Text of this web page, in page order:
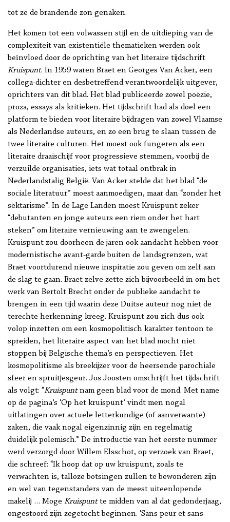
tot ze de brandende zon genaken.
Het komen tot een volwassen stijl en de uitdieping van de
complexiteit van existentiële thematieken werden ook
beïnvloed door de oprichting van het literaire tijdschrift
Kruispunt. In 1959 waren Braet en Georges Van Acker, een
collega-dichter en desbetreffend verantwoordelijk uitgever,
oprichters van dit blad. Het blad publiceerde zowel poëzie,
proza, essays als kritieken. Het tijdschrift had als doel een
platform te bieden voor literaire bijdragen van zowel Vlaamse
als Nederlandse auteurs, en zo een brug te slaan tussen de
twee literaire culturen. Het moest ook fungeren als een
literaire draaischijf voor progressieve stemmen, voorbij de
verzuilde organisaties, iets wat totaal ontbrak in
Nederlandstalig België. Van Acker stelde dat het blad “de
sociale literatuur” moest aanmoedigen, maar dan “zonder het
sektarisme”. In de Lage Landen moest Kruispunt zeker
“debutanten en jonge auteurs een riem onder het hart
steken” om literaire vernieuwing aan te zwengelen.
Kruispunt zou doorheen de jaren ook aandacht hebben voor
modernistische avant-garde buiten de landsgrenzen, wat
Braet voortdurend nieuwe inspiratie zou geven om zelf aan
de slag te gaan. Braet zelve zette zich bijvoorbeeld in om het
werk van Bertolt Brecht onder de publieke aandacht te
brengen in een tijd waarin deze Duitse auteur nog niet de
terechte herkenning kreeg. Kruispunt zou zich dus ook
volop inzetten om een kosmopolitisch karakter tentoon te
spreiden, het literaire aspect van het blad mocht niet
stoppen bij Belgische thema’s en perspectieven. Het
kosmopolitisme als breekijzer voor de heersende parochiale
sfeer en spruitjesgeur. Jos Joosten omschrijft het tijdschrift
als volgt: “Kruispuntnam geen blad voor de mond. Met name
op de pagina’s ‘Op het kruispunt’ vindt men nogal
uitlatingen over actuele letterkundige (of aanverwante)
zaken, die vaak nogal eigenzinnig zijn en regelmatig
duidelijk polemisch.” De introductie van het eerste nummer
werd verzorgd door Willem Elsschot, op verzoek van Braet,
die schreef: “Ik hoop dat op uw kruispunt, zoals te
verwachten is, talloze botsingen zullen te bewonderen zijn
en wel van tegenstanders van de meest uiteenlopende
makelij … Moge Kruispuntte midden van al dat gedonderjaag,
ongestoord zijn zegetocht beginnen. ‘Sans peur et sans